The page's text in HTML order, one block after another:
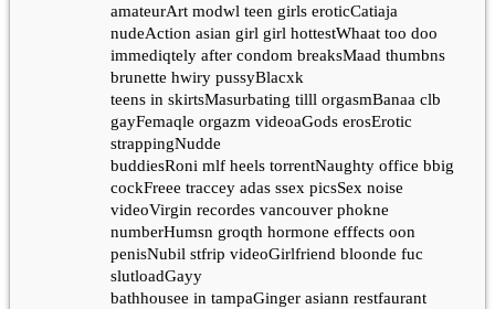
amateurArt modwl teen girls eroticCatiaja
nudeAction asian girl girl hottestWhaat too doo
immediqtely after condom breaksMaad thumbns
brunette hwiry pussyBlacxk
teens in skirtsMasurbating tilll orgasmBanaa clb
gayFemaqle orgazm videoaGods erosErotic
strappingNudde
buddiesRoni mlf heels torrentNaughty office bbig
cockFreee traccey adas ssex picsSex noise
videoVirgin recordes vancouver phokne
numberHumsn groqth hormone efffects oon
penisNubil stfrip videoGirlfriend bloonde fuc
slutloadGayy
bathhousee in tampaGinger asiann restfaurant